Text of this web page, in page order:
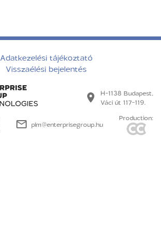
Adatkezelési tájékoztató
Visszaélési bejelentés
H-1138 Budapest,
Váci út 117-119.
plm@enterprisegroup.hu
Production: